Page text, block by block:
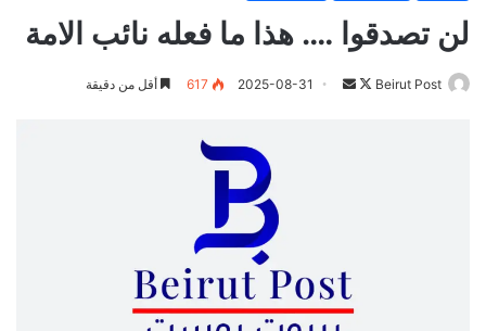
لن تصدقوا …. هذا ما فعله نائب الامة
Beirut Post
تابعأرسل
2025-08-31
617 أقل من دقيقة